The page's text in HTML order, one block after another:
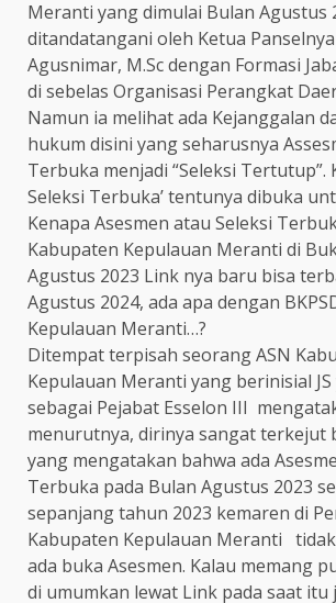
Meranti yang dimulai Bulan Agustus
ditandatangani oleh Ketua
Agusnimar, M.Sc dengan Formasi
di sebelas Organisasi Perangkat
Namun ia melihat ada Kejanggalan
hukum disini yang seharusnya
Terbuka menjadi “Seleksi Tertutup”.
Seleksi Terbuka’ tentunya dibuka
Kenapa Asesmen atau Seleksi
Kabupaten Kepulauan Meranti di
Agustus 2023 Link nya baru bisa
Agustus 2024, ada apa dengan
Kepulauan Meranti…?
Ditempat terpisah seorang ASN
Kepulauan Meranti yang berinisial
sebagai Pejabat Esselon III
menurutnya, dirinya sangat terkejut
yang mengatakan bahwa ada
Terbuka pada Bulan Agustus 2023
sepanjang tahun 2023 kemaren di
Kabupaten Kepulauan Meranti
ada buka Asesmen. Kalau memang
di umumkan lewat Link pada saat itu